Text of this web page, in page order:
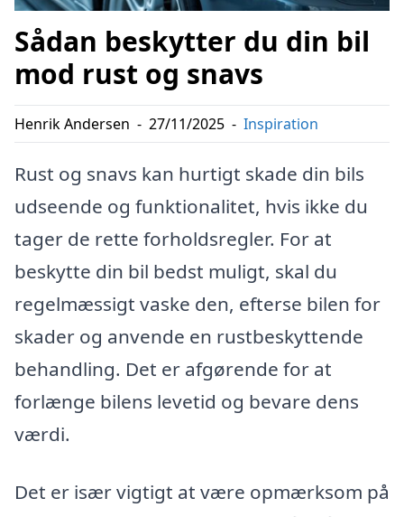
Sådan beskytter du din bil
mod rust og snavs
Henrik Andersen - 27/11/2025 - Inspiration
Rust og snavs kan hurtigt skade din bils
udseende og funktionalitet, hvis ikke du
tager de rette forholdsregler. For at
beskytte din bil bedst muligt, skal du
regelmæssigt vaske den, efterse bilen for
skader og anvende en rustbeskyttende
behandling. Det er afgørende for at
forlænge bilens levetid og bevare dens
værdi.
Det er især vigtigt at være opmærksom på